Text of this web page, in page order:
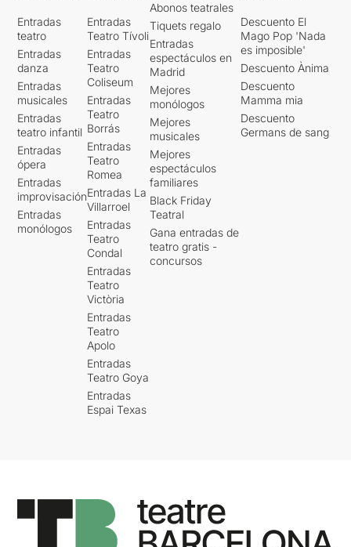
Entradas
teatro
Entradas
danza
Entradas
musicales
Entradas
teatro infantil
Entradas
ópera
Entradas
improvisación
Entradas
monólogos
Entradas
Teatro Tívoli
Entradas
Teatro
Coliseum
Entradas
Teatro
Borrás
Entradas
Teatro
Romea
Entradas La
Villarroel
Entradas
Teatro
Condal
Entradas
Teatro
Victòria
Entradas
Teatro
Apolo
Entradas
Teatro Goya
Entradas
Espai Texas
Abonos teatrales
Tiquets regalo
Entradas
espectáculos en
Madrid
Mejores
monólogos
Mejores
musicales
Mejores
espectáculos
familiares
Black Friday
Teatral
Gana entradas de
teatro gratis -
concursos
Descuento El
Mago Pop 'Nada
es imposible'
Descuento Ànima
Descuento
Mamma mia
Descuento
Germans de sang